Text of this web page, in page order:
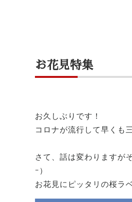
お花見特集
お久しぶりです！
コロナが流行して早くも
さて、話は変わりますが
ｰ）
お花見にピッタリの桜ラ